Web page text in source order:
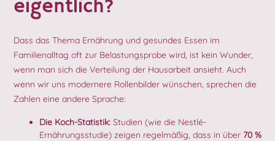
eigentlich?
Dass das Thema Ernährung und gesundes Essen im
Familienalltag oft zur Belastungsprobe wird, ist kein Wunder,
wenn man sich die Verteilung der Hausarbeit ansieht. Auch
wenn wir uns modernere Rollenbilder wünschen, sprechen die
Zahlen eine andere Sprache:
Die Koch-Statistik: Studien (wie die Nestlé-
Ernährungsstudie) zeigen regelmäßig, dass in über 70 %